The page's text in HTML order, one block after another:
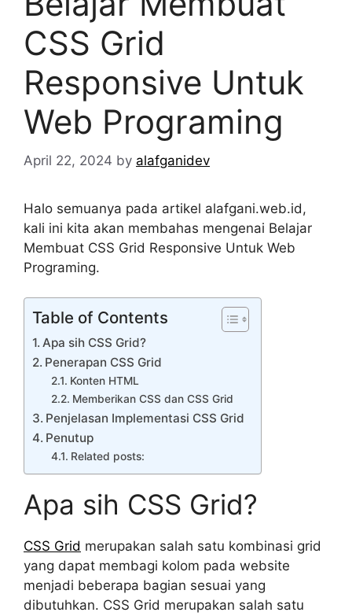
CSS Grid
Responsive Untuk
Web Programing
April 22, 2024 by alafganidev
Halo semuanya pada artikel alafgani.web.id,
kali ini kita akan membahas mengenai Belajar
Membuat CSS Grid Responsive Untuk Web
Programing.
Table of Contents
Apa sih CSS Grid?
Penerapan CSS Grid
Konten HTML
Memberikan CSS dan CSS Grid
Penjelasan Implementasi CSS Grid
Penutup
Related posts:
Apa sih CSS Grid?
CSS Grid merupakan salah satu kombinasi grid
yang dapat membagi kolom pada website
menjadi beberapa bagian sesuai yang
dibutuhkan. CSS Grid merupakan salah satu